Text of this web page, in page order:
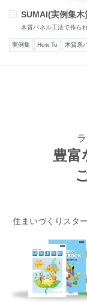
SUMAI(実例集木
木質パネル工法で作ら
実例集 How To 木質系
豊富
住まいづくりスタ